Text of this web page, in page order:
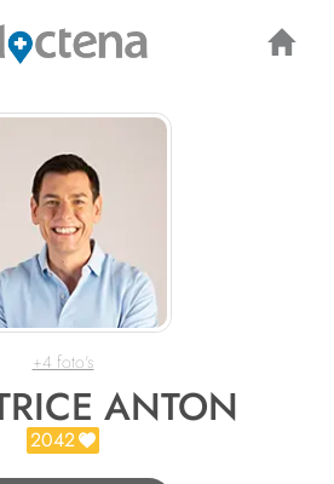
+4 foto's
ANTON
2042